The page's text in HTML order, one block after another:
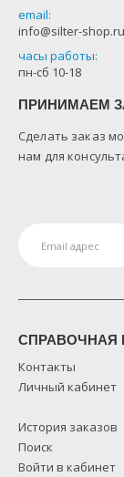
email:
info@silter-shop.ru
часы работы:
пн-сб 10-18
ПРИНИМАЕМ
Сделать заказ
нам для
Контакты
Личный кабинет
История заказов
Поиск
Войти в кабинет